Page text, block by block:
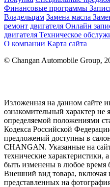
Финансовые программы
Владельцам Замена масла
ремонт двигателя Онлайн
двигателя Техническое
О компании Карта сайта
© Changan Automobile Group,
Изложенная на данном сайте
ознакомительный характер не
определяемой положениями
Кодекса Российской
предложений доступны в
CHANGAN. Указанные на
технические характеристики,
быть изменены в любое время
Внешний вид товара, включая
представленных на